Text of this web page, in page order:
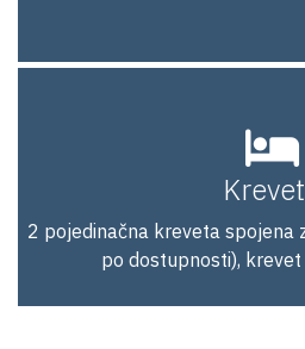
2 pojedinačna kreveta spojena
po dostupnosti),